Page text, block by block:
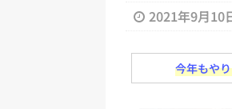
[
[
2021年9月10
今年もや